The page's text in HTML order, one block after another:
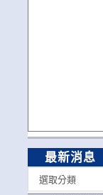
最新消息
選取分類